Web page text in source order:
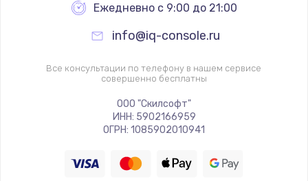
Ежедневно с 9:00 до 21:00
info@iq-console.ru
Все консультации по телефону в нашем сервисе
совершенно бесплатны
ООО "Скилсофт"
ИНН: 5902166959
ОГРН: 1085902010941